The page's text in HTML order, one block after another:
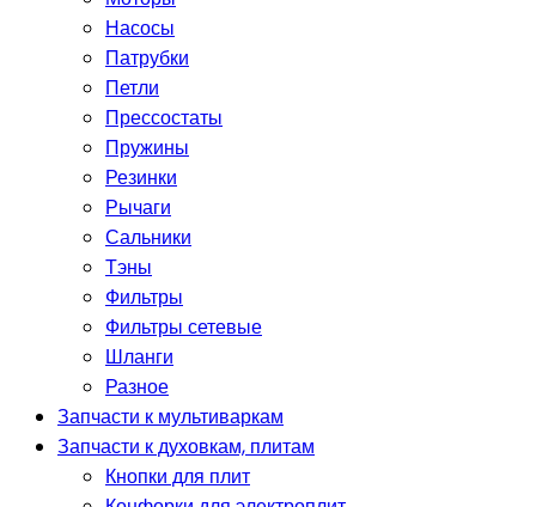
Насосы
Патрубки
Петли
Прессостаты
Пружины
Резинки
Рычаги
Сальники
Тэны
Фильтры
Фильтры сетевые
Шланги
Разное
Запчасти к мультиваркам
Запчасти к духовкам, плитам
Кнопки для плит